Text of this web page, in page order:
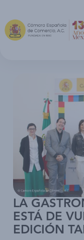
LA
ESTÁ DE
EDICIÓN